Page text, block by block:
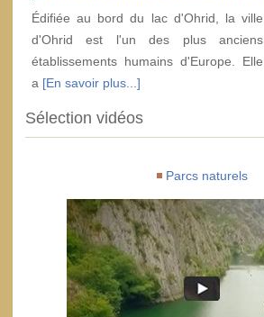
Édifiée au bord du lac d'Ohrid, la ville
d'Ohrid est l'un des plus anciens
établissements humains d'Europe. Elle
a [En savoir plus...]
Sélection vidéos
Parcs naturels